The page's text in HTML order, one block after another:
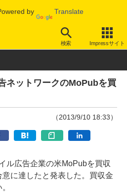
by Translate
検索 Impressサイト
企業
ネットワークのMoPubを買
（2013/9/10 18:33）
ル広告企業の米MoPubを買収
に達したと発表した。買収金